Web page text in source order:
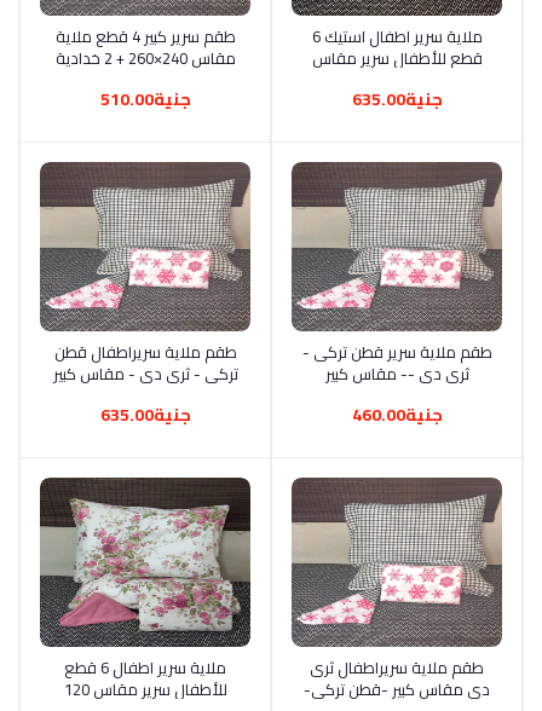
أضف إلى السلة ملاية سرير اطفال استيك 6
قطع للأطفال سرير مقاس
وخدديتين
جنية635.00
أضف إلى السلةطقم سرير كبير 4 قطع ملاية
مقاس 240×260 + 2 خدادية
جنية510.00
أضف إلى السلة
طقم ملاية سرير قطن تركى -
ثرى دى -- مقاس كبير
جنية460.00
أضف إلى السلة طقم ملاية سريراطفال قطن
تركى - ثرى دى - مقاس كبير
جنية635.00
أضف إلى السلة
طقم ملاية سريراطفال ثرى
دى مقاس كبير -قطن تركى-
أضف إلى السلةملاية سرير اطفال 6 قطع
للأطفال سرير مقاس 120